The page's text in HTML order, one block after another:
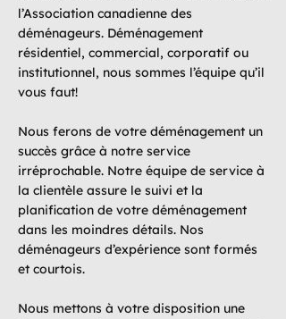
l’Association canadienne des
déménageurs. Déménagement
résidentiel, commercial, corporatif ou
institutionnel, nous sommes l’équipe qu’il
vous faut!
Nous ferons de votre déménagement un
succès grâce à notre service
irréprochable. Notre équipe de service à
la clientèle assure le suivi et la
planification de votre déménagement
dans les moindres détails. Nos
déménageurs d’expérience sont formés
et courtois.
Nous mettons à votre disposition une